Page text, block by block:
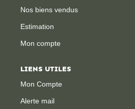
Nos biens vendus
Estimation
Mon compte
LIENS UTILES
Mon Compte
Alerte mail